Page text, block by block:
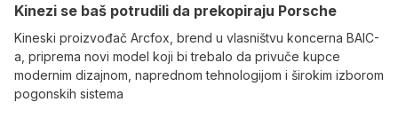
Kinezi se baš potrudili da prekopiraju Porsche
Kineski proizvođač Arcfox, brend u vlasništvu koncerna BAIC-
a, priprema novi model koji bi trebalo da privuče kupce
modernim dizajnom, naprednom tehnologijom i širokim izborom
pogonskih sistema